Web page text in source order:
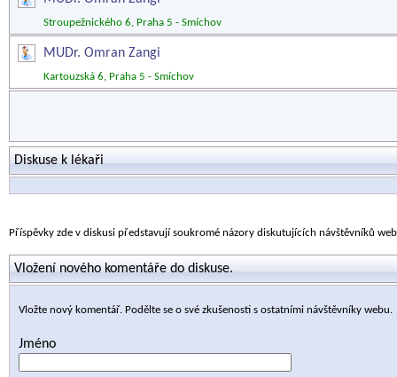
Stroupežnického 6, Praha 5 - Smíchov
MUDr. Omran Zangi
Kartouzská 6, Praha 5 - Smíchov
Diskuse k lékaři
Příspěvky zde v diskusi představují soukromé názory diskutujících návštěvníků
Vložení nového komentáře do diskuse.
Vložte nový komentář. Podělte se o své zkušenosti s ostatními návštěvníky webu.
Jméno